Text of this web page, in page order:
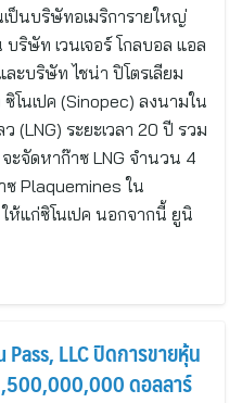
เป็นบริษัทอเมริการายใหญ่
ริษัท เวนเจอร์ โกลบอล แอล
ะบริษัท ไชน่า ปิโตรเลียม
โนเปค (Sinopec) ลงนามใน
(LNG) ระยะเวลา 20 ปี รวม
ะจัดหาก๊าซ LNG จำนวน 4
Plaquemines ใน
ห้แก่ซิโนเปค นอกจากนี้ ยูนิ
LLC ปิดการขายหุ้น
ดอลลาร์